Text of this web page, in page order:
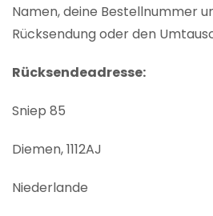
Namen, deine Bestellnummer
Rücksendung oder den
Rücksendeadresse:
Sniep 85
Diemen, 1112AJ
Niederlande